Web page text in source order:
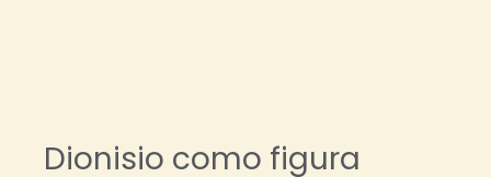
Dionisio como figura